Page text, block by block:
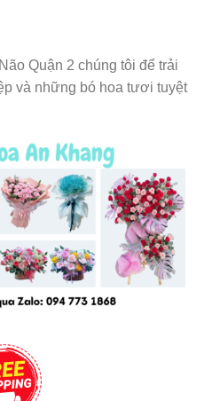
Quận 2 chúng tôi để trải
và những bó hoa tươi tuyệt